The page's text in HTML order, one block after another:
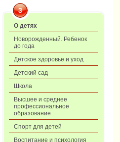
3
О детях
Новорожденный. Ребенок
до года
Детское здоровье и уход
Детский сад
Школа
Высшее и среднее
профессиональное
образование
Спорт для детей
Воспитание и психология